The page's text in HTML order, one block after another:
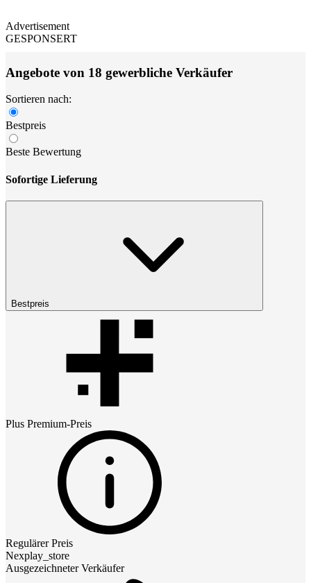
Advertisement
GESPONSERT
Angebote von 18 gewerbliche Verkäufer
Sortieren nach:
Bestpreis
Beste Bewertung
Sofortige Lieferung
Bestpreis
Plus Premium-Preis
Regulärer Preis
Nexplay_store
Ausgezeichneter Verkäufer